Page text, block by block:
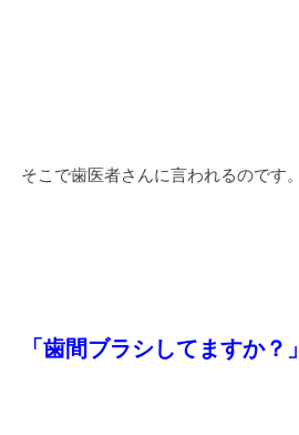
そこで歯医者さんに言われるのです。
「歯間ブラシしてますか？」